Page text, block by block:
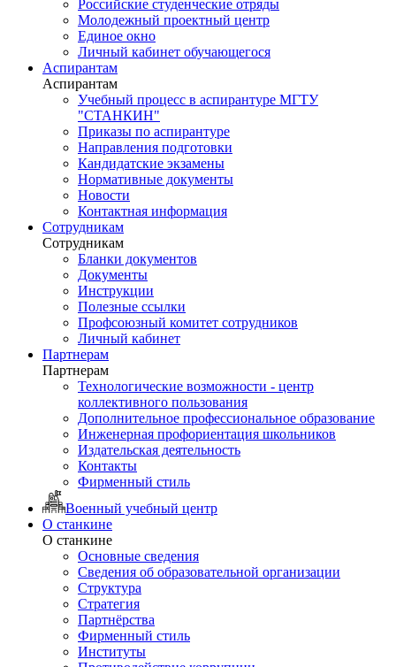
Российские студенческие отряды
Молодежный проектный центр
Единое окно
Личный кабинет обучающегося
Аспирантам
Аспирантам
Учебный процесс в аспирантуре МГТУ
"СТАНКИН"
Приказы по аспирантуре
Направления подготовки
Кандидатские экзамены
Нормативные документы
Новости
Контактная информация
Сотрудникам
Сотрудникам
Бланки документов
Документы
Инструкции
Полезные ссылки
Профсоюзный комитет сотрудников
Личный кабинет
Партнерам
Партнерам
Технологические возможности - центр
коллективного пользования
Дополнительное профессиональное образование
Инженерная профориентация школьников
Издательская деятельность
Контакты
Фирменный стиль
Военный учебный центр
О станкине
О станкине
Основные сведения
Сведения об образовательной организации
Структура
Стратегия
Партнёрства
Фирменный стиль
Институты